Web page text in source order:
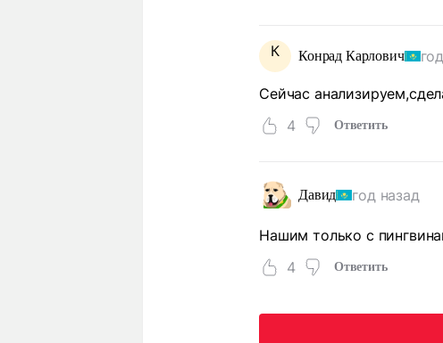
К Конрад Карлович
Сейчас
4
Ответить
Давид год назад
Нашим только с
4
Ответить